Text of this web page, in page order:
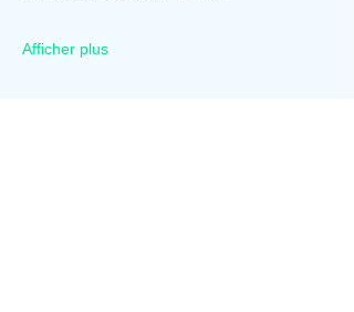
Afficher plus